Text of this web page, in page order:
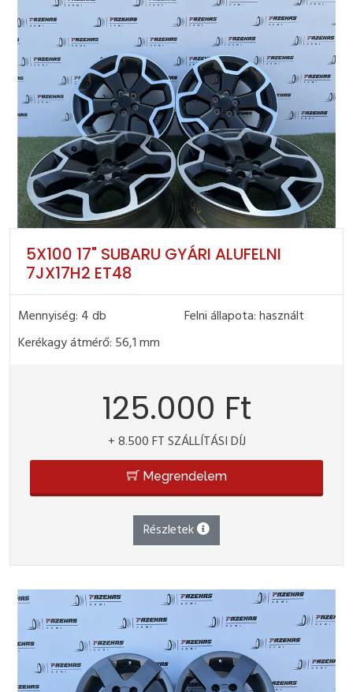
5X100 17" SUBARU GYÁRI ALUFELNI
7JX17H2 ET48
Mennyiség: 4 db
Felni állapota: használt
Kerékagy átmérő: 56,1 mm
125.000 Ft
+ 8.500 FT SZÁLLÍTÁSI DÍJ
Megrendelem
Részletek